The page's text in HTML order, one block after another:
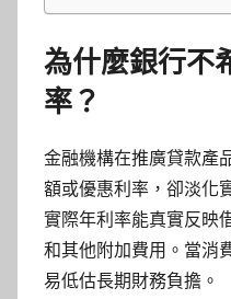
為什麼銀行不
率？
金融機構在推廣貸款產
額或優惠利率，卻淡化
實際年利率能真實反映
和其他附加費用。當消
易低估長期財務負擔。